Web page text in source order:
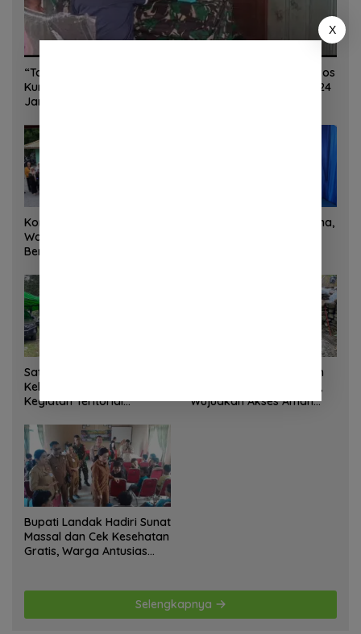
“Torang Sehat Kampung Kuat” Satgas Yonif 645/GTY Pos
Kurima Melaksanakan Pelayanan kesehatan Gratis 1 x 24
Jam
Korem 132/Tadulako dan
Warga Gotong Royong
Bersihkan Gedung Juang
Sinergi Kementrans-Aruna,
Satgas Yonif 645 GTY Pos
Kelila Laksanakan
Kegiatan Teritorial
Tokoh Adat dan Lurah
Satgas Bakti TNI Bangun
Jembatan Beton di Nias,
Wujudkan Akses Aman
Bupati Landak Hadiri Sunat
Massal dan Cek Kesehatan
Gratis, Warga Antusias
Selengkapnya
X